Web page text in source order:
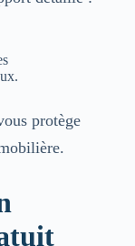
protège